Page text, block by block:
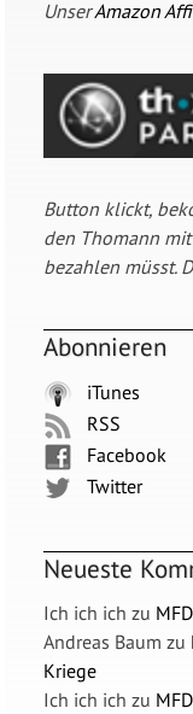
UnserAmazon
Button klickt,
den Thomann
bezahlen müsst.
Abonnieren
iTunes
RSS
Facebook
Twitter
Neueste
Ich ich ich zu
Andreas Baum zu
Kriege
Ich ich ich zu